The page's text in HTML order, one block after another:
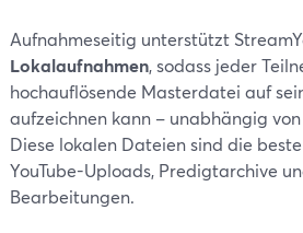
Aufnahmeseitig unterstützt
Lokalaufnahmen, sodass jeder
hochauflösende Masterdatei auf
aufzeichnen kann – unabhängig
Diese lokalen Dateien sind die
YouTube-Uploads, Predigtarchive
Bearbeitungen.